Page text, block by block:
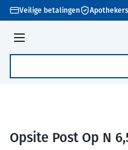
Ga naar de inhoud
Veilige betalingen
Menu
Opsite Post Op N